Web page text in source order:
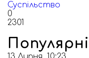
Суспільство
0
2301
Популярні